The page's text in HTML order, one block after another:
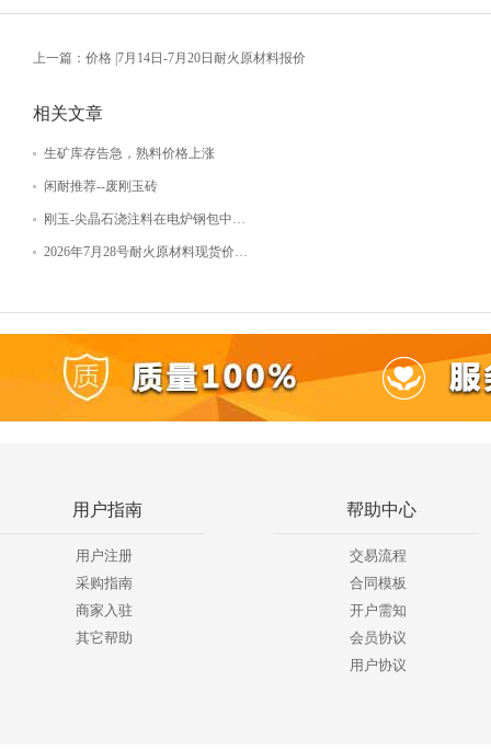
上一篇：价格 |7月14日-7月20日耐火原材料报价
相关文章
生矿库存告急，熟料价格上涨
闲耐推荐--废刚玉砖
刚玉-尖晶石浇注料在电炉钢包中…
2026年7月28号耐火原材料现货价…
用户指南
用户注册
采购指南
商家入驻
其它帮助
帮助中心
交易流程
合同模板
开户需知
会员协议
用户协议